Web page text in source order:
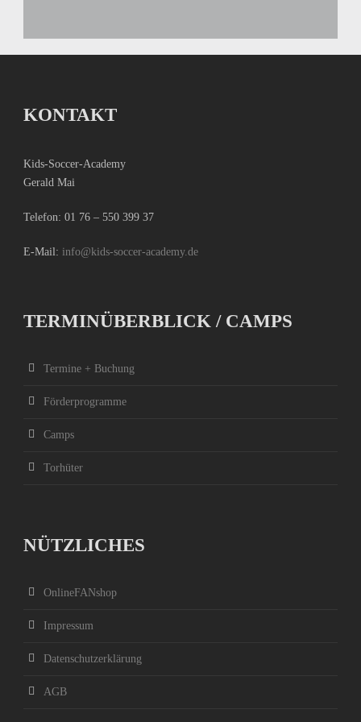
KONTAKT
Kids-Soccer-Academy
Gerald Mai
Telefon: 01 76 – 550 399 37
E-Mail: info@kids-soccer-academy.de
TERMINÜBERBLICK / CAMPS
Termine + Buchung
Förderprogramme
Camps
Torhüter
NÜTZLICHES
OnlineFANshop
Impressum
Datenschutzerklärung
AGB